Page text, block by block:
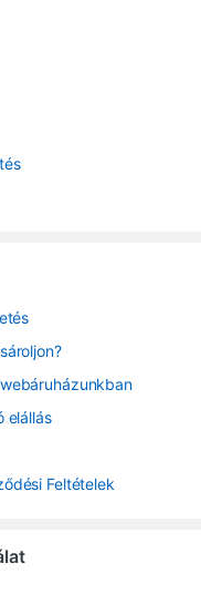
elállás
Feltételek